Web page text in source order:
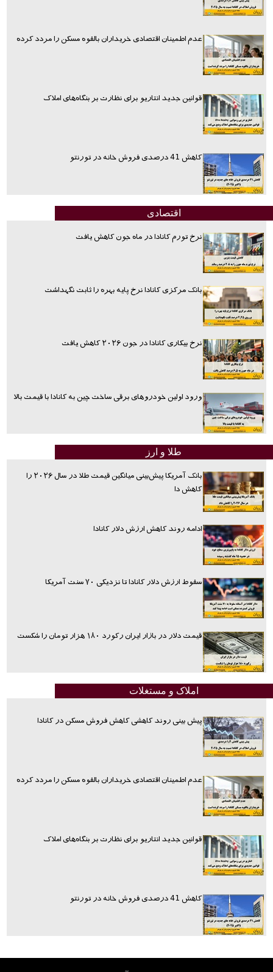
عدم اطمینان اقتصادی خریداران بالقوه مسکن را مردد کرده
قوانین جدید انتاریو برای نظارت بر بنگاه‌های املاک
کاهش 41 درصدی فروش خانه در تورنتو
اقتصادی
نرخ تورم کانادا در ماه جون کاهش یافت
بانک مرکزی کانادا نرخ پایه بهره را ثابت نگهداشت
نرخ بیکاری کانادا در جون ۲۰۲۶ کاهش یافت
ورود اولین خودروهای برقی ساخت چین به کانادا با قیمت بالا
طلا و ارز
بانک آمریکا پیش‌بینی میانگین قیمت طلا در سال ۲۰۲۶ را
کاهش دا
ادامه روند کاهش ارزش دلار کانادا
سقوط ارزش دلار کانادا تا نزدیکی ۷۰ سنت آمریکا
قیمت دلار در بازار ایران رکورد ۱۸۰ هزار تومان را شکست
املاک و مستغلات
پیش بینی روند کاهشی کاهش فروش مسکن در کانادا
عدم اطمینان اقتصادی خریداران بالقوه مسکن را مردد کرده
قوانین جدید انتاریو برای نظارت بر بنگاه‌های املاک
کاهش 41 درصدی فروش خانه در تورنتو